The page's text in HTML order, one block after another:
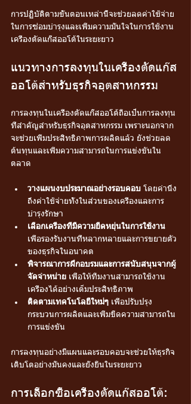
การปฏิบัติตามขั้นตอนเหล่านี้จะช่วยลดค่าใช้จ่าย
ในการซ่อมบำรุงและเพิ่มความมั่นใจในการใช้งาน
เครื่องตัดแก๊สออโต้ในระยะยาว
แนวทางการลงทุนในเครื่องตัดแก๊ส
ออโต้สำหรับธุรกิจอุตสาหกรรม
การลงทุนในเครื่องตัดแก๊สออโต้ถือเป็นการลงทุน
ที่สำคัญสำหรับธุรกิจอุตสาหกรรม เพราะนอกจาก
จะช่วยเพิ่มประสิทธิภาพการผลิตแล้ว ยังช่วยลด
ต้นทุนและเพิ่มความสามารถในการแข่งขันใน
ตลาด
วางแผนงบประมาณอย่างรอบคอบ โดยคำนึง
ถึงค่าใช้จ่ายทั้งในส่วนของเครื่องและการ
บำรุงรักษา
เลือกเครื่องที่มีความยืดหยุ่นในการใช้งาน
เพื่อรองรับงานที่หลากหลายและการขยายตัว
ของธุรกิจในอนาคต
พิจารณาการฝึกอบรมและการสนับสนุนจากผู้
จัดจำหน่าย เพื่อให้ทีมงานสามารถใช้งาน
เครื่องได้อย่างเต็มประสิทธิภาพ
ติดตามเทคโนโลยีใหม่ๆ เพื่อปรับปรุง
กระบวนการผลิตและเพิ่มขีดความสามารถใน
การแข่งขัน
การลงทุนอย่างมีแผนและรอบคอบจะช่วยให้ธุรกิจ
เติบโตอย่างมั่นคงและยั่งยืนในระยะยาว
การเลือกซื้อเครื่องตัดแก๊สออโต้: